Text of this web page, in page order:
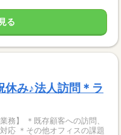
る
休み♪法人訪問＊ラ
務】 ＊既存顧客への訪問、
応 ＊その他オフィスの課題